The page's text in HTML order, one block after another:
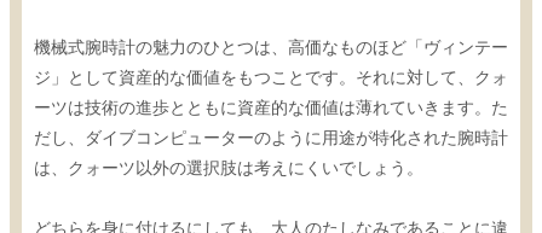
機械式腕時計の魅力のひとつは、高価なものほど「ヴィンテー
ジ」として資産的な価値をもつことです。それに対して、クォ
ーツは技術の進歩とともに資産的な価値は薄れていきます。た
だし、ダイブコンピューターのように用途が特化された腕時計
は、クォーツ以外の選択肢は考えにくいでしょう。
どちらを身に付けるにしても、大人のたしなみであることに違